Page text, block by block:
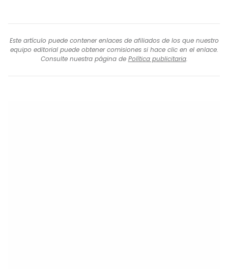
Este artículo puede contener enlaces de afiliados de los que nuestro
equipo editorial puede obtener comisiones si hace clic en el enlace.
Consulte nuestra página de Política publicitaria.